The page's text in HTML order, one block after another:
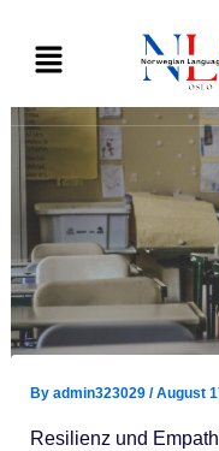
content
Menu
By admin323029 /August
Resilienz und